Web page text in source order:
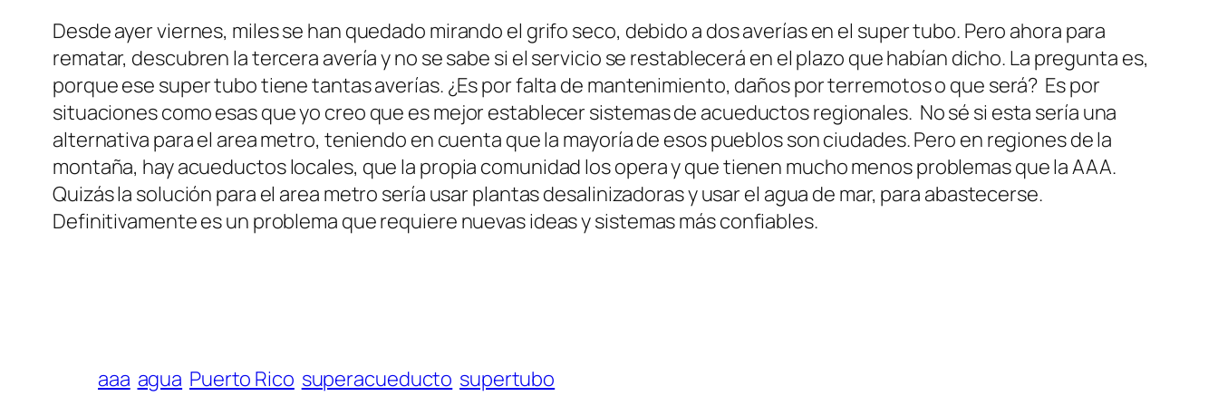
Desde ayer viernes, miles se han quedado mirando el grifo seco, debido a dos averías en el super tubo. Pero ahora para
rematar, descubren la tercera avería y no se sabe si el servicio se restablecerá en el plazo que habían dicho. La pregunta es,
porque ese super tubo tiene tantas averías. ¿Es por falta de mantenimiento, daños por terremotos o que será? Es por
situaciones como esas que yo creo que es mejor establecer sistemas de acueductos regionales. No sé si esta sería una
alternativa para el area metro, teniendo en cuenta que la mayoría de esos pueblos son ciudades. Pero en regiones de la
montaña, hay acueductos locales, que la propia comunidad los opera y que tienen mucho menos problemas que la AAA.
Quizás la solución para el area metro sería usar plantas desalinizadoras y usar el agua de mar, para abastecerse.
Definitivamente es un problema que requiere nuevas ideas y sistemas más confiables.
aaa agua Puerto Rico superacueducto supertubo